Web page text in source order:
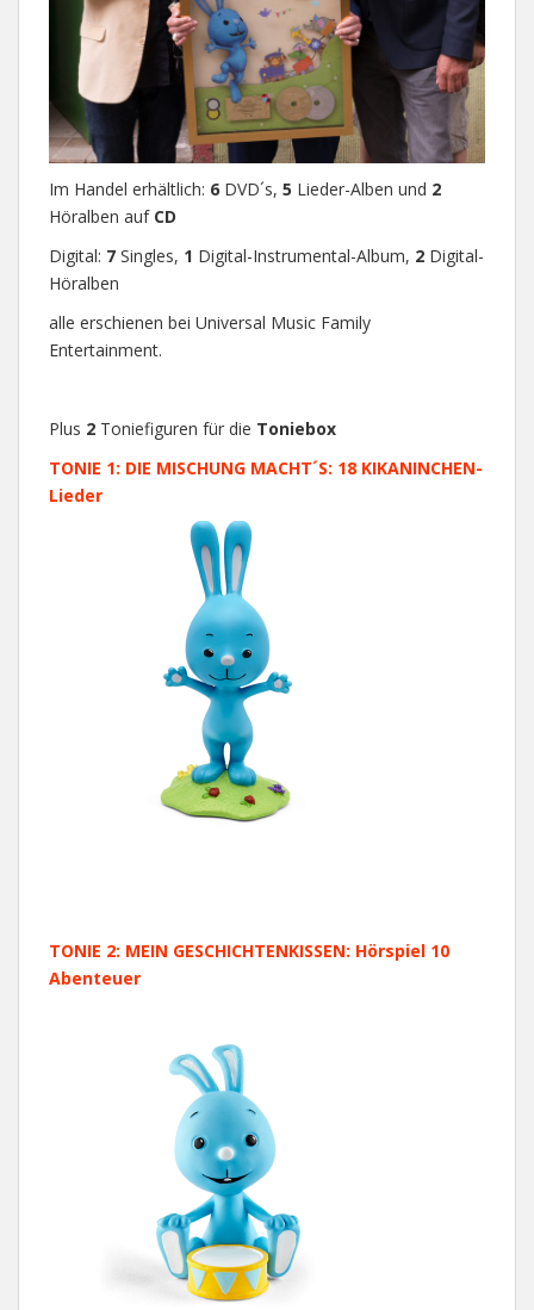
Im Handel erhältlich: 6 DVD´s, 5 Lieder-Alben und 2
Höralben auf CD
Digital: 7 Singles, 1 Digital-Instrumental-Album, 2 Digital-
Höralben
alle erschienen bei Universal Music Family
Entertainment.
Plus 2 Toniefiguren für die Toniebox
TONIE 1: DIE MISCHUNG MACHT´S: 18 KIKANINCHEN-
Lieder
TONIE 2: MEIN GESCHICHTENKISSEN: Hörspiel 10
Abenteuer